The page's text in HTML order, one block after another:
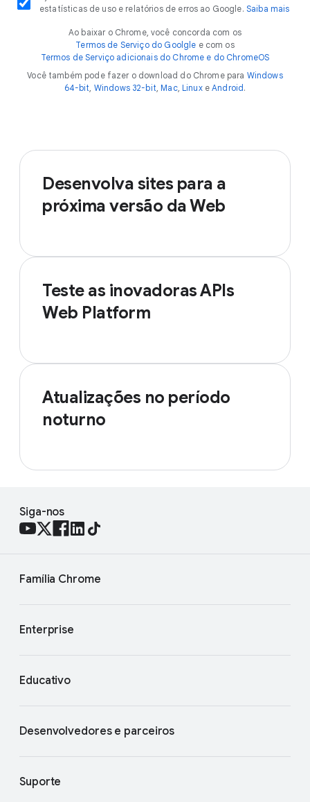
estatísticas de uso e relatórios de erros ao Google. Saiba mais
Ao baixar o Chrome, você concorda com os
Termos de Serviço do Goolgle e com os
Termos de Serviço adicionais do Chrome e do ChromeOS
Você também pode fazer o download do Chrome para Windows
64-bit, Windows 32-bit, Mac, LinuxeAndroid .
Desenvolva sites para a
próxima versão da Web
Teste as inovadoras APIs
Web Platform
Atualizações no período
noturno
Siga-nos
Família Chrome
Enterprise
Educativo
Desenvolvedores e parceiros
Suporte